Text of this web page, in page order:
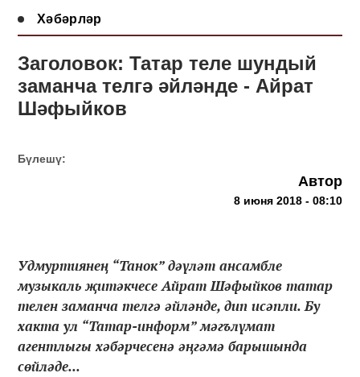
Хәбәрләр
Заголовок: Татар теле шундый
заманча телгә әйләнде - Айрат
Шәфыйков
Бүлешү:
Автор
8 июня 2018 - 08:10
Удмуртиянең “Танок” дәүләт ансамбле
музыкаль җитәкчесе Айрат Шәфыйков татар
телен заманча телгә әйләнде, дип исәпли. Бу
хакта ул “Татар-информ” мәгълүмат
агентлыгы хәбәрчесенә әңгәмә барышында
сөйләде...